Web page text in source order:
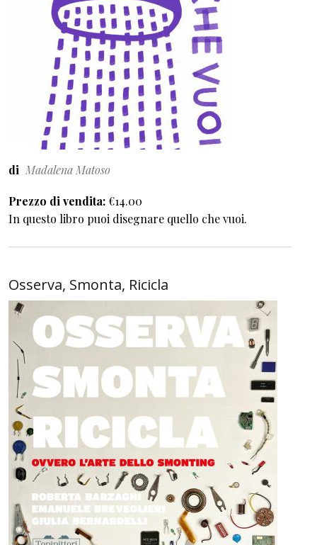
di Madalena Matoso
Prezzo di vendita €14.00
In questo libro puoi disegnare quello che vuoi.
Osserva, Smonta, Ricicla